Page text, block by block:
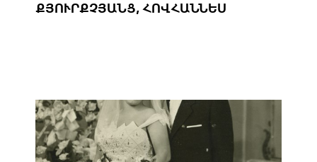
ՔՅՈՒՐՔՉՅԱՆՑ, ՀՈՎՀԱՆՆԵՍ